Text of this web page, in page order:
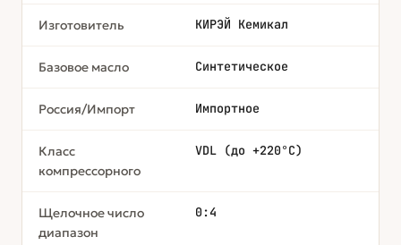
Изготовитель КИРЭЙ Кемикал
Базовое масло Синтетическое
Россия/Импорт Импортное
Класс
компрессорного
VDL (до +220°C)
Щелочное число
диапазон
0:4